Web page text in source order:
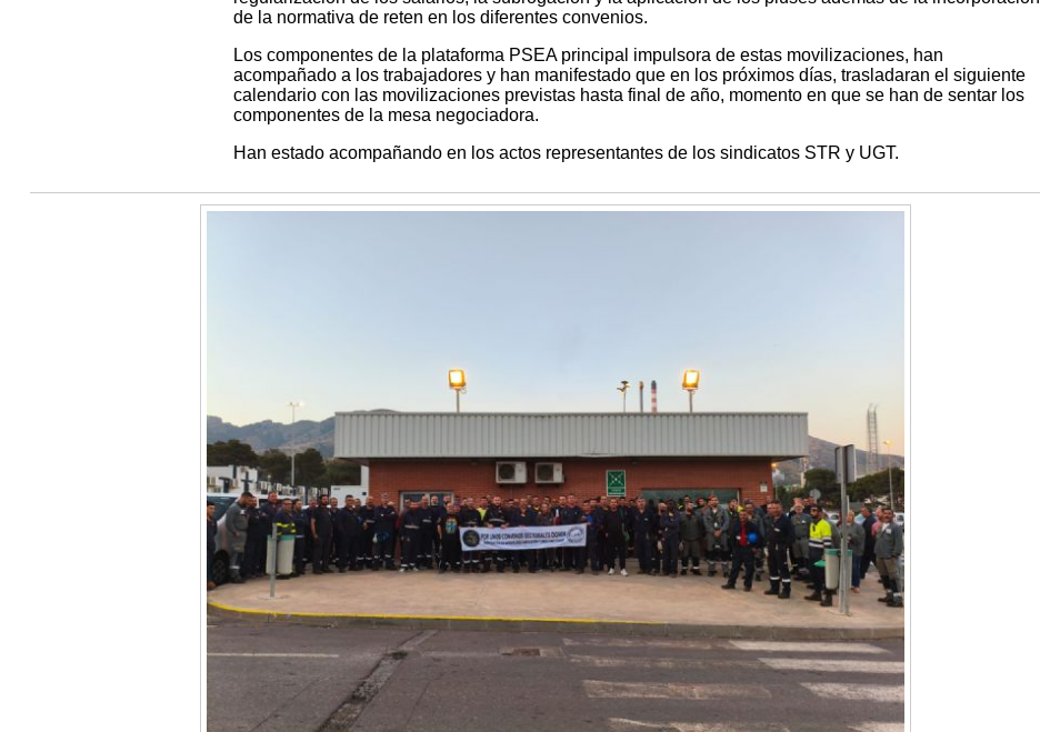
de la normativa de reten en los diferentes convenios.
Los componentes de la plataforma PSEA principal impulsora de estas movilizaciones, han
acompañado a los trabajadores y han manifestado que en los próximos días, trasladaran el siguiente
calendario con las movilizaciones previstas hasta final de año, momento en que se han de sentar los
componentes de la mesa negociadora.
Han estado acompañando en los actos representantes de los sindicatos STR y UGT.